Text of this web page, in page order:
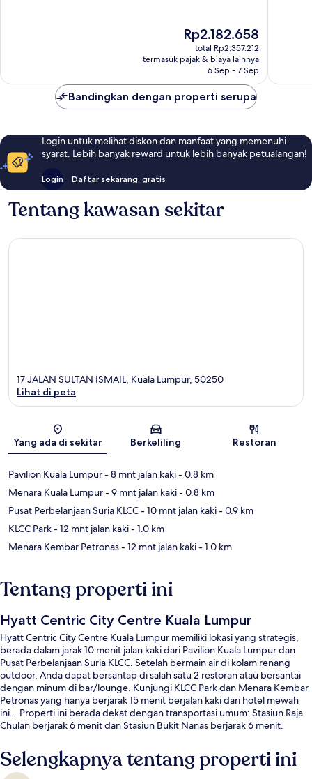
Harga
sekarang
Rp2.182.658
Rp2.182.658
total Rp2.357.212
termasuk pajak & biaya lainnya
6 Sep - 7 Sep
Bandingkan dengan properti serupa
Login untuk melihat diskon dan manfaat yang memenuhi
syarat. Lebih banyak reward untuk lebih banyak petualangan!
Login Daftar sekarang, gratis
Tentang kawasan sekitar
Peta
17 JALAN SULTAN ISMAIL, Kuala Lumpur, 50250
Lihat di peta
Yang ada di sekitar Berkeliling Restoran
Pavilion Kuala Lumpur- 8 mnt jalan kaki- 0.8 km
Menara Kuala Lumpur- 9 mnt jalan kaki- 0.8 km
Pusat Perbelanjaan Suria KLCC- 10 mnt jalan kaki- 0.9 km
KLCC Park- 12 mnt jalan kaki- 1.0 km
Menara Kembar Petronas- 12 mnt jalan kaki- 1.0 km
Tentang properti ini
Hyatt Centric City Centre Kuala Lumpur
Hyatt Centric City Centre Kuala Lumpur memiliki lokasi yang strategis,
berada dalam jarak 10 menit jalan kaki dari Pavilion Kuala Lumpur dan
Pusat Perbelanjaan Suria KLCC. Setelah bermain air di kolam renang
outdoor, Anda dapat bersantap di salah satu 2 restoran atau bersantai
dengan minum di bar/lounge. Kunjungi KLCC Park dan Menara Kembar
Petronas yang hanya berjarak 15 menit berjalan kaki dari hotel mewah
ini. . Properti ini berada dekat dengan transportasi umum: Stasiun Raja
Chulan berjarak 6 menit dan Stasiun Bukit Nanas berjarak 6 menit.
Selengkapnya tentang properti ini